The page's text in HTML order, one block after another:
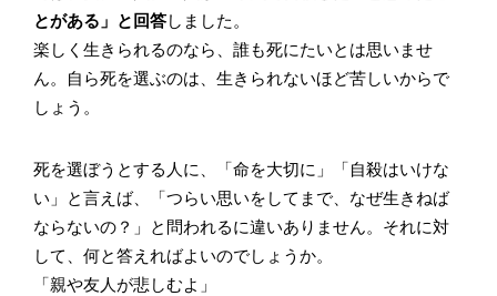
とがある」と回答しました。
楽しく生きられるのなら、誰も死にたいとは思いませ
ん。自ら死を選ぶのは、生きられないほど苦しいからで
しょう。
死を選ぼうとする人に、「命を大切に」「自殺はいけな
い」と言えば、「つらい思いをしてまで、なぜ生きねば
ならないの？」と問われるに違いありません。それに対
して、何と答えればよいのでしょうか。
「親や友人が悲しむよ」